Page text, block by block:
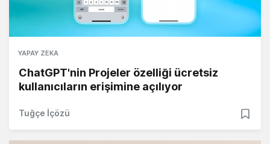
YAPAY ZEKA
ChatGPT'nin Projeler özelliği ücretsiz
kullanıcıların erişimine açılıyor
Tuğçe İçözü